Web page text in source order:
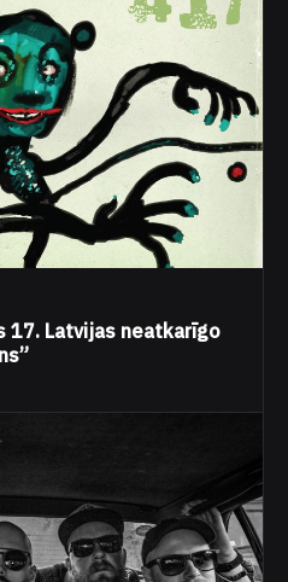
17. Latvijas neatkarīgo